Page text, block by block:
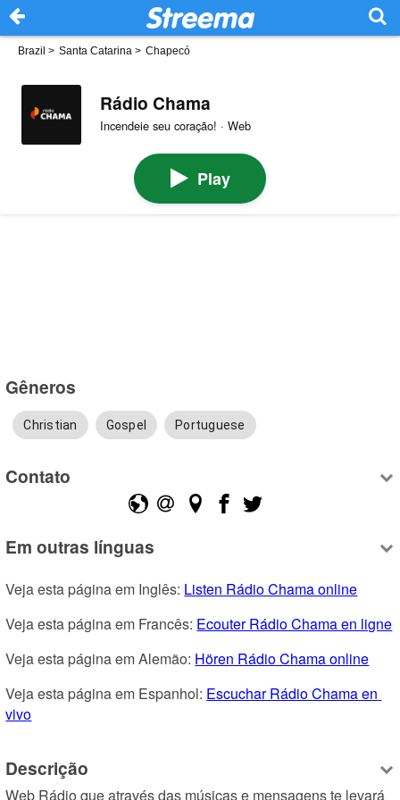
Brazil > Santa Catarina > Chapecó
Rádio Chama
Incendeie seu coração! · Web
Play
Gêneros
Christian Gospel Portuguese
Contato
Em outras línguas
Veja esta página em Inglês: Listen Rádio Chama online
Veja esta página em Francês: Ecouter Rádio Chama en ligne
Veja esta página em Alemão: Hören Rádio Chama online
Veja esta página em Espanhol: Escuchar Rádio Chama en
vivo
Descrição
Web Rádio que através das músicas e mensagens te levará